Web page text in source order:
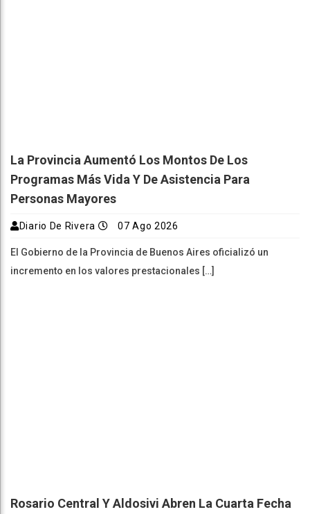
La Provincia Aumentó Los Montos De Los
Programas Más Vida Y De Asistencia Para
Personas Mayores
Diario De Rivera 07 Ago 2026
El Gobierno de la Provincia de Buenos Aires oficializó un
incremento en los valores prestacionales […]
Rosario Central Y Aldosivi Abren La Cuarta Fecha